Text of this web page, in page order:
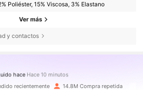
Poliéster, 15% Viscosa, 3% Elastano
Ver más
y contactos
navegando
Seguidores
recientemente 14.8M Compra repetida